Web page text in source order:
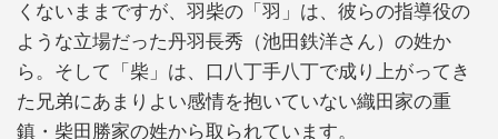
くないままですが、羽柴の「羽」は、彼らの指導役の
ような立場だった丹羽長秀（池田鉄洋さん）の姓か
ら。そして「柴」は、口八丁手八丁で成り上がってき
た兄弟にあまりよい感情を抱いていない織田家の重
鎮・柴田勝家の姓から取られています。